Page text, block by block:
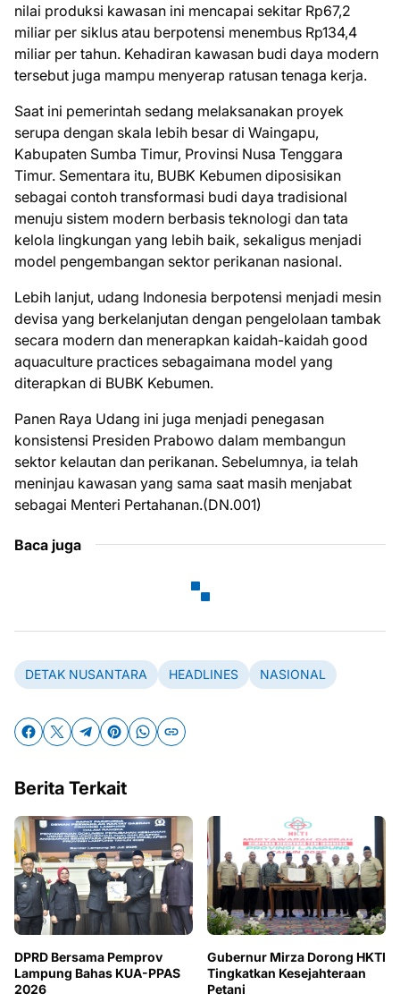
nilai produksi kawasan ini mencapai sekitar Rp67,2
miliar per siklus atau berpotensi menembus Rp134,4
miliar per tahun. Kehadiran kawasan budi daya modern
tersebut juga mampu menyerap ratusan tenaga kerja.
Saat ini pemerintah sedang melaksanakan proyek
serupa dengan skala lebih besar di Waingapu,
Kabupaten Sumba Timur, Provinsi Nusa Tenggara
Timur. Sementara itu, BUBK Kebumen diposisikan
sebagai contoh transformasi budi daya tradisional
menuju sistem modern berbasis teknologi dan tata
kelola lingkungan yang lebih baik, sekaligus menjadi
model pengembangan sektor perikanan nasional.
Lebih lanjut, udang Indonesia berpotensi menjadi mesin
devisa yang berkelanjutan dengan pengelolaan tambak
secara modern dan menerapkan kaidah-kaidah good
aquaculture practices sebagaimana model yang
diterapkan di BUBK Kebumen.
Panen Raya Udang ini juga menjadi penegasan
konsistensi Presiden Prabowo dalam membangun
sektor kelautan dan perikanan. Sebelumnya, ia telah
meninjau kawasan yang sama saat masih menjabat
sebagai Menteri Pertahanan.(DN.001)
Baca juga
DETAK NUSANTARA HEADLINES NASIONAL
Berita Terkait
DPRD Bersama Pemprov
Lampung Bahas KUA-PPAS
2026
Gubernur Mirza Dorong HKTI
Tingkatkan Kesejahteraan
Petani